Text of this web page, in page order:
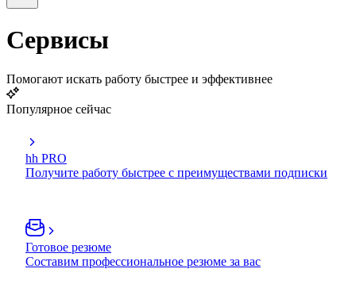
Сервисы
Помогают искать работу быстрее и эффективнее
Популярное сейчас
hh PRO
Получите работу быстрее с преимуществами подписки
Готовое резюме
Составим профессиональное резюме за вас